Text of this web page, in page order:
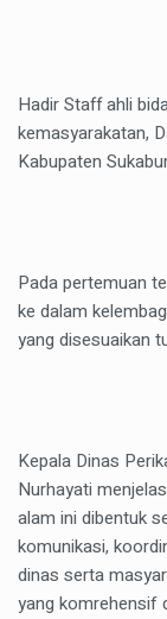
Hadir Staff ahli
kemasyarakatan,
Kabupaten
Pada pertemuan
ke dalam
yang disesuaikan
Kepala Dinas
Nurhayati
alam ini dibentuk
komunikasi,
dinas serta
yang komrehensif